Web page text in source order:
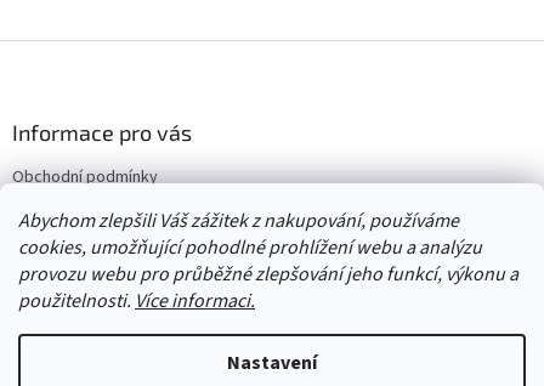
Abychom zlepšili Váš zážitek z nakupování, používáme
cookies, umožňující pohodlné prohlížení webu a analýzu
provozu webu pro průběžné zlepšování jeho funkcí, výkonu a
použitelnosti. Více informaci.
Nastavení
í
Informace pro vás
Obchodní podmínky
Vrácení/výměna/reklamace
Velkoobchod